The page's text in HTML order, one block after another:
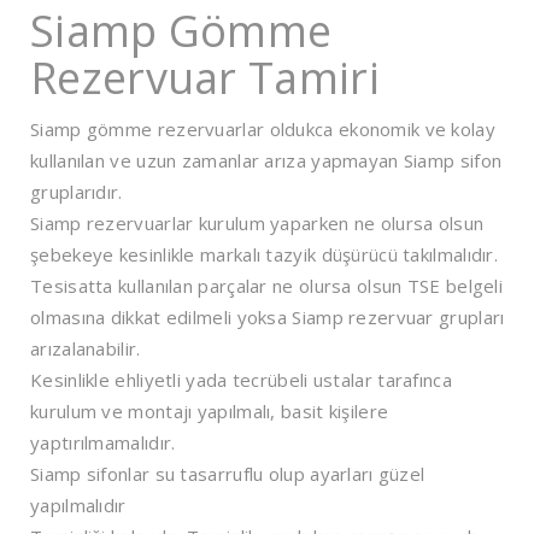
Siamp Gömme
Rezervuar Tamiri
Siamp gömme rezervuarlar oldukca ekonomik ve kolay
kullanılan ve uzun zamanlar arıza yapmayan Siamp sifon
gruplarıdır.
Siamp rezervuarlar kurulum yaparken ne olursa olsun
şebekeye kesinlikle markalı tazyik düşürücü takılmalıdır.
Tesisatta kullanılan parçalar ne olursa olsun TSE belgeli
olmasına dikkat edilmeli yoksa Siamp rezervuar grupları
arızalanabilir.
Kesinlikle ehliyetli yada tecrübeli ustalar tarafınca
kurulum ve montajı yapılmalı, basit kişilere
yaptırılmamalıdır.
Siamp sifonlar su tasarruflu olup ayarları güzel
yapılmalıdır